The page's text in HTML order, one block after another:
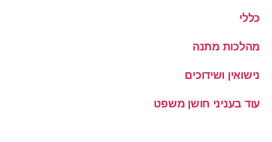
כללי
מהלכות מתנה
נישואין ושידוכים
עוד בעניני חושן משפט